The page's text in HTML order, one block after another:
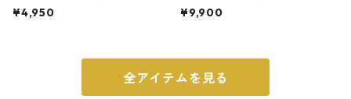
ト 3号 ブラック
¥4,950
m ガス火・IH対応 鉄フライパン
¥9,900
全アイテムを見る